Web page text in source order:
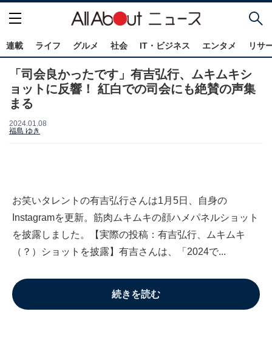
連載 ライフ グルメ 社会 IT・ビジネス エンタメ リサ
「司会良かったです」有吉弘行、ムキムキシ
ョットに反響！ 紅白での司会にも絶賛の声集
まる
2024.01.08
福島 ゆき
お笑いタレントの有吉弘行さんは1月5日、自身の
Instagramを更新。筋肉ムキムキの顔ハメパネルショット
を披露しました。【実際の投稿：有吉弘行、ムキムキ
（？）ショットを披露】有吉さんは、「2024で...
続きを読む